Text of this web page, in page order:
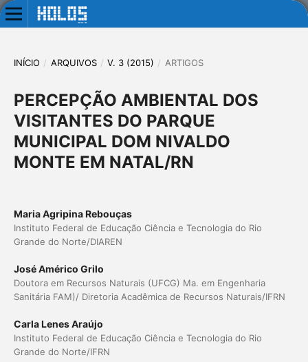
INÍCIO / ARQUIVOS / V. 3 (2015) / ARTIGOS
PERCEPÇÃO AMBIENTAL DOS
VISITANTES DO PARQUE
MUNICIPAL DOM NIVALDO
MONTE EM NATAL/RN
Maria Agripina Rebouças
Instituto Federal de Educação Ciência e Tecnologia do Rio
Grande do Norte/DIAREN
José Américo Grilo
Doutora em Recursos Naturais (UFCG) Ma. em Engenharia
Sanitária FAM)/ Diretoria Acadêmica de Recursos Naturais/IFRN
Carla Lenes Araújo
Instituto Federal de Educação Ciência e Tecnologia do Rio
Grande do Norte/IFRN